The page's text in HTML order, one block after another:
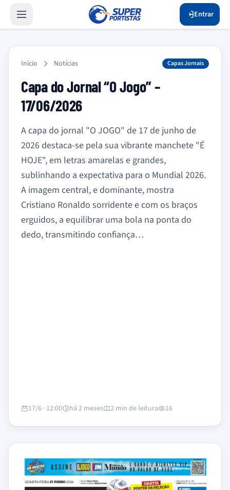
Entrar
Início Notícias Capas Jornais
Capa do Jornal “O Jogo” –
17/06/2026
A capa do jornal "O JOGO" de 17 de junho de
2026 destaca-se pela sua vibrante manchete "É
HOJE", em letras amarelas e grandes,
sublinhando a expectativa para o Mundial 2026.
A imagem central, e dominante, mostra
Cristiano Ronaldo sorridente e com os braços
erguidos, a equilibrar uma bola na ponta do
dedo, transmitindo confiança…
17/6 · 12:00 há 2 meses 2 min de leitura 16